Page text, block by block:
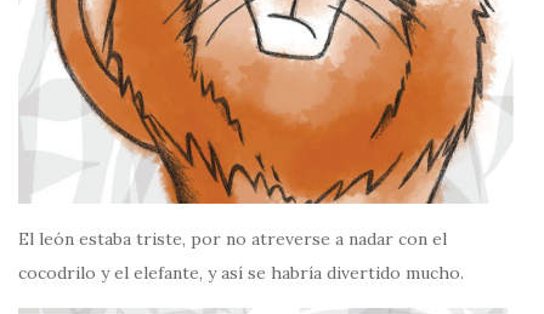
El león estaba triste, por no atreverse a nadar con el
cocodrilo y el elefante, y así se habría divertido mucho.